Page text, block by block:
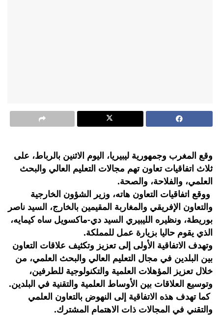
وقع المغرب وجمهورية ليبيريا، اليوم الاثنين بالرباط، على
ثلاث اتفاقيات تعاون تهم مجالات التعليم العالي والبحث
العلمي، والفلاحة، والصحة.
ووقع اتفاقيات التعاون هاته، وزير الشؤون الخارجية
والتعاون الإفريقي والمغاربة المقيمين بالخارج، السيد ناصر
بوريطة، ونظيره الليبيري السيد دي-ماكسويل ساه كيمايه،
الذي يقوم حاليا بزيارة عمل للمملكة.
وتهدف الاتفاقية الأولى إلى تعزيز وتكثيف علاقات التعاون
بين البلدين في مجال التعليم العالي والبحث العلمي، من
خلال تعزيز المؤهلات العلمية والتكنولوجية للطرفين،
وتوسيع العلاقات بين الأوساط العلمية والتقنية في البلدين.
كما تهدف هذه الاتفاقية إلى النهوض بالتعاون العلمي
والتقني في المجالات ذات الاهتمام المشترك.